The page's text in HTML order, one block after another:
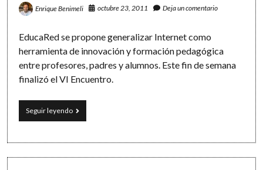
Enrique Benimeli octubre 23, 2011 Deja un comentario
EducaRed se propone generalizar Internet como
herramienta de innovación y formación pedagógica
entre profesores, padres y alumnos. Este fin de semana
finalizó el VI Encuentro.
Seguir leyendo‘Seré
más
que